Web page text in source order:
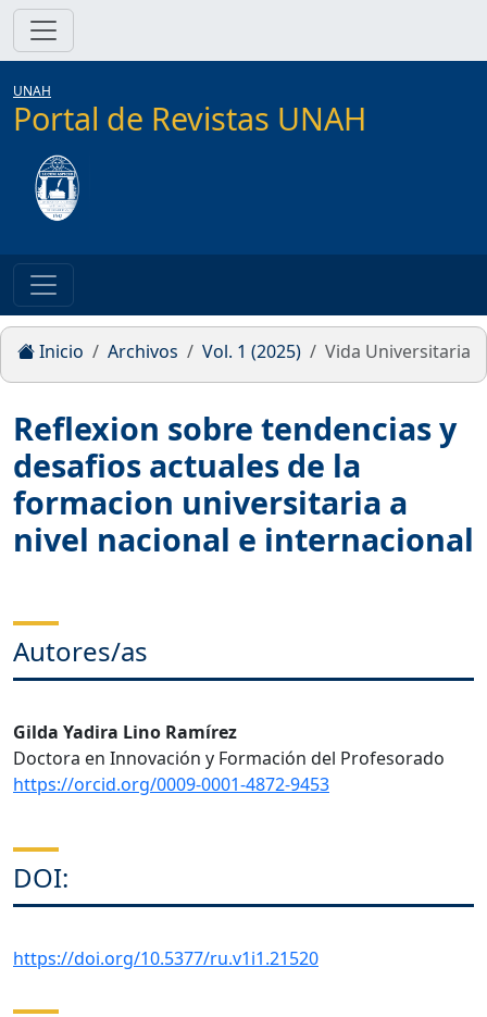
UNAH
Portal de Revistas UNAH
Inicio Archivos Vol. 1 (2025) Vida Universitaria
Reflexion sobre tendencias y
desafios actuales de la
formacion universitaria a
nivel nacional e internacional
Autores/as
Gilda Yadira Lino Ramírez
Doctora en Innovación y Formación del Profesorado
https://orcid.org/0009-0001-4872-9453
DOI:
https://doi.org/10.5377/ru.v1i1.21520